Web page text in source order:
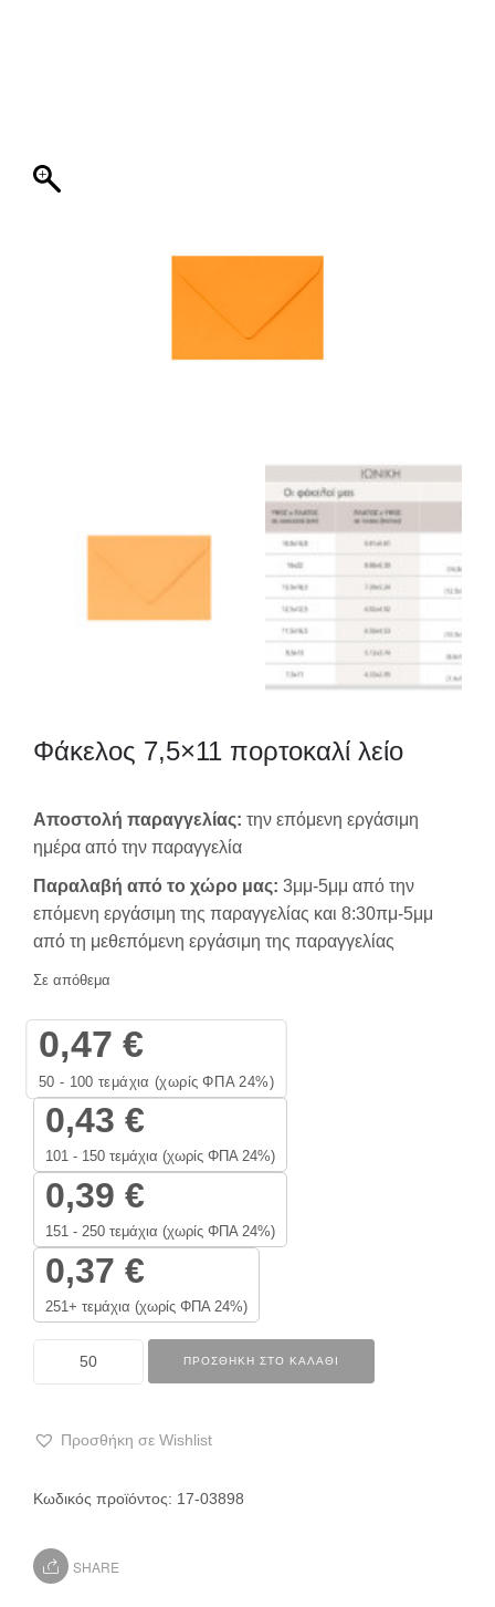
Φάκελος 7,5×11 πορτοκαλί λείο
Αποστολή παραγγελίας: την επόμενη εργάσιμη
ημέρα από την παραγγελία
Παραλαβή από το χώρο μας: 3μμ-5μμ από την
επόμενη εργάσιμη της παραγγελίας και 8:30πμ-5μμ
από τη μεθεπόμενη εργάσιμη της παραγγελίας
Σε απόθεμα
0,47€
50 - 100 τεμάχια (χωρίς ΦΠΑ 24%)
0,43 €
101 - 150 τεμάχια (χωρίς ΦΠΑ 24%)
0,39 €
151 - 250 τεμάχια (χωρίς ΦΠΑ 24%)
0,37 €
251+ τεμάχια (χωρίς ΦΠΑ 24%)
ΠΡΟΣΘΉΚΗ ΣΤΟ ΚΑΛΆΘΙ
Προσθήκη σε Wishlist
Κωδικός προϊόντος: 17-03898
SHARE